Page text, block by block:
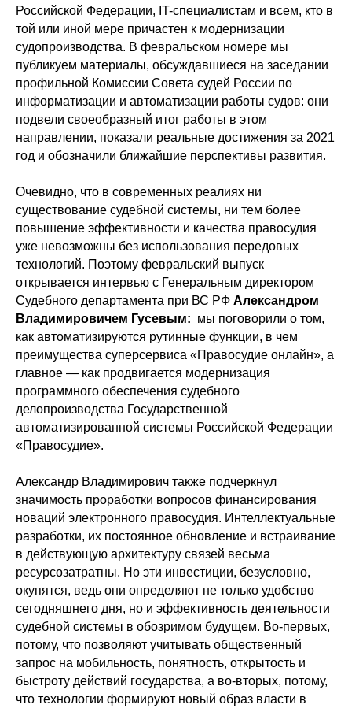
Российской Федерации, IT-специалистам и всем, кто в
той или иной мере причастен к модернизации
судопроизводства. В февральском номере мы
публикуем материалы, обсуждавшиеся на заседании
профильной Комиссии Совета судей России по
информатизации и автоматизации работы судов: они
подвели своеобразный итог работы в этом
направлении, показали реальные достижения за 2021
год и обозначили ближайшие перспективы развития.
Очевидно, что в современных реалиях ни
существование судебной системы, ни тем более
повышение эффективности и качества правосудия
уже невозможны без использования передовых
технологий. Поэтому февральский выпуск
открывается интервью с Генеральным директором
Судебного департамента при ВС РФ Александром
Владимировичем Гусевым: мы поговорили о том,
как автоматизируются рутинные функции, в чем
преимущества суперсервиса «Правосудие онлайн», а
главное — как продвигается модернизация
программного обеспечения судебного
делопроизводства Государственной
автоматизированной системы Российской Федерации
«Правосудие».
Александр Владимирович также подчеркнул
значимость проработки вопросов финансирования
новаций электронного правосудия. Интеллектуальные
разработки, их постоянное обновление и встраивание
в действующую архитектуру связей весьма
ресурсозатратны. Но эти инвестиции, безусловно,
окупятся, ведь они определяют не только удобство
сегодняшнего дня, но и эффективность деятельности
судебной системы в обозримом будущем. Во-первых,
потому, что позволяют учитывать общественный
запрос на мобильность, понятность, открытость и
быстроту действий государства, а во-вторых, потому,
что технологии формируют новый образ власти в